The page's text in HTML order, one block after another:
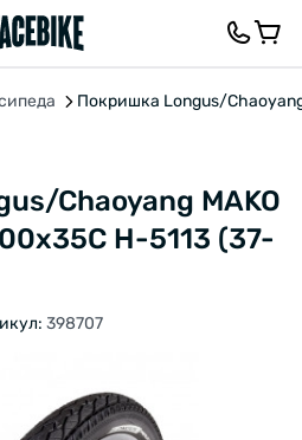
Покришка Longus/Chaoyang
Chaoyang MAKO
H-5113 (37-
398707
ВІДГУКИ ТА ЗАПИТАННЯ